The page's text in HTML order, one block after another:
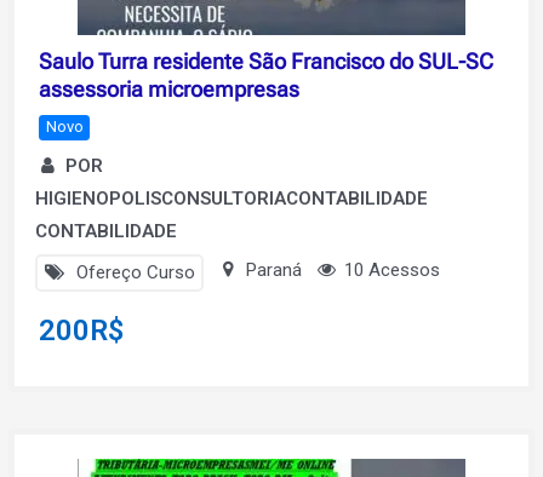
Saulo Turra residente São Francisco do SUL-SC
assessoria microempresas
Novo
POR
HIGIENOPOLISCONSULTORIACONTABILIDADE
CONTABILIDADE
Ofereço Curso
Paraná 10 Acessos
200R$